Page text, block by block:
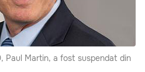
Paul Martin, a fost suspendat din